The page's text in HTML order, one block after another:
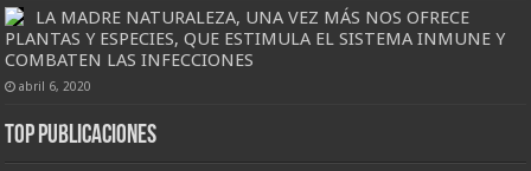
LA MADRE NATURALEZA, UNA VEZ MÁS NOS OFRECE
PLANTAS Y ESPECIES, QUE ESTIMULA EL SISTEMA INMUNE Y
COMBATEN LAS INFECCIONES
abril 6, 2020
Top Publicaciones